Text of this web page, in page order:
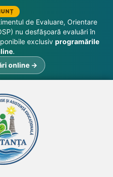
de Evaluare, Orientare
nu desfășoară evaluări în
exclusiv programările
.
online →